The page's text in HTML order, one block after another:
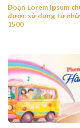
Đoạn Lorem Ipsum
được sử dụng từ
1500